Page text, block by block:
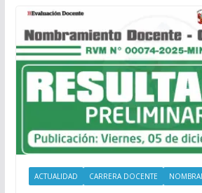
ACTUALIDAD CARRERA DOCENTE